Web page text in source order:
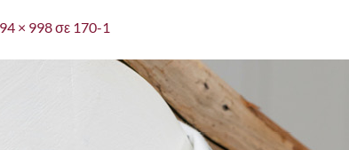
× 998σε 170-1